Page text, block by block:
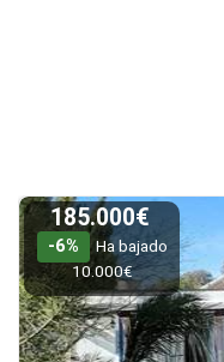
185.000€
-6%
Ha bajado
10.000€